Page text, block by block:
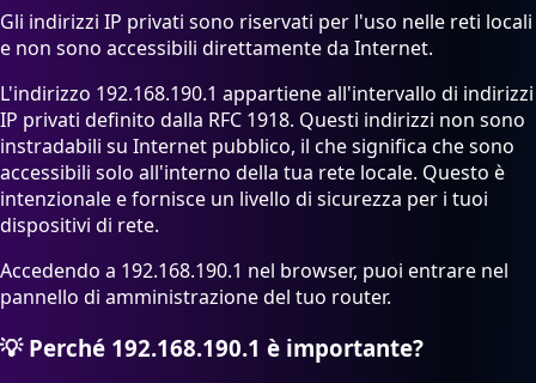
Gli indirizzi IP privati sono riservati per l'uso nelle reti locali
e non sono accessibili direttamente da Internet.
L'indirizzo 192.168.190.1 appartiene all'intervallo di indirizzi
IP privati definito dalla RFC 1918. Questi indirizzi non sono
instradabili su Internet pubblico, il che significa che sono
accessibili solo all'interno della tua rete locale. Questo è
intenzionale e fornisce un livello di sicurezza per i tuoi
dispositivi di rete.
Accedendo a 192.168.190.1 nel browser, puoi entrare nel
pannello di amministrazione del tuo router.
💡Perché 192.168.190.1 è importante?